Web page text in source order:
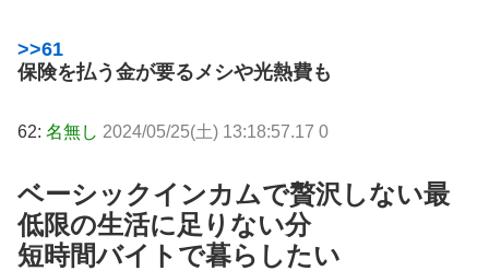
>>61
保険を払う金が要るメシや光熱費も
62: 名無し 2024/05/25(土) 13:18:57.17 0
ベーシックインカムで贅沢しない最
低限の生活に足りない分
短時間バイトで暮らしたい